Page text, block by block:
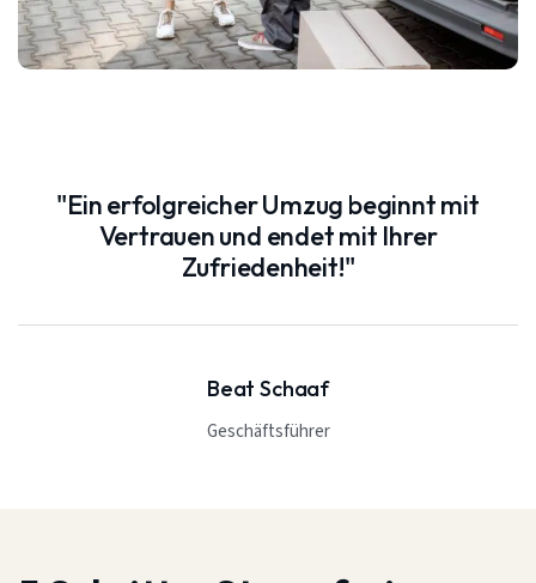
"Ein erfolgreicher Umzug beginnt mit
Vertrauen und endet mit Ihrer
Zufriedenheit!"
Beat Schaaf
Geschäftsführer